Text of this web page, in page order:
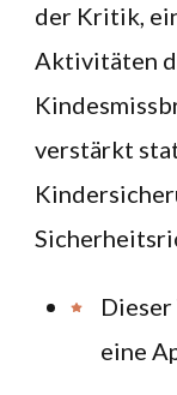
der Kritik,
Aktivitäten
verstärkt
eine